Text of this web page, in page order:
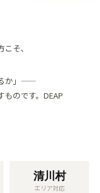
そ、
るか」——
ものです。 DEAP
清川村
エリア対応